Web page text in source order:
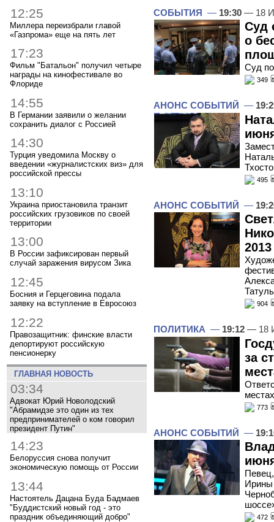
12:25
Миллера переизбрали главой
«Газпрома» еще на пять лет
17:23
Фильм "Батальон" получил четыре
награды на кинофестивале во
Флориде
14:55
В Германии заявили о желании
сохранить диалог с Россией
14:30
Турция уведомила Москву о
введении «журналистских виз» для
российской прессы
13:10
Украина приостановила транзит
российских грузовиков по своей
территории
13:00
В России зафиксирован первый
случай заражения вирусом Зика
12:45
Босния и Герцеговина подала
заявку на вступление в Евросоюз
12:22
Правозащитник: финские власти
депортируют российскую
пенсионерку
ГЛАВНАЯ НОВОСТЬ
03:34
Адвокат Юрий Новолодский
"Абрамидзе это один из тех
предпринимателей о ком говорил
президент Путин"
14:23
Белоруссия снова получит
экономическую помощь от России
13:44
Настоятель Дацана Буда Бадмаев
"Буддистский новый год - это
праздник объединяющий добро"
СОБЫТИЯ — 19:30 — 18
Суд
о
Суд
349
АНОНС СОБЫТИЙ —
495
АНОНС СОБЫТИЙ —
2013
904
ПОЛИТИКА — 19:12 — 18
за
местах
773
АНОНС СОБЫТИЙ —
Ирины
472